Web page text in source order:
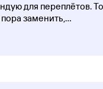
для переплётов.
заменить,...